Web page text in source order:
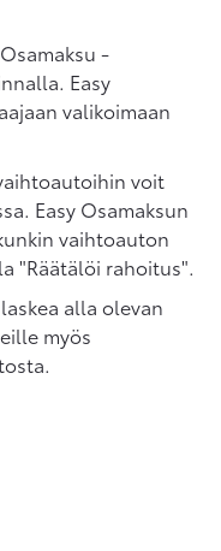
-
Easy
valikoimaan
voit
Easy Osamaksun
vaihtoauton
"Räätälöi rahoitus".
alla olevan
myös